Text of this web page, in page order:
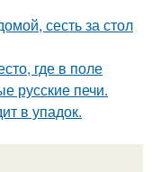
сесть за стол
где в поле
русские печи.
в упадок.